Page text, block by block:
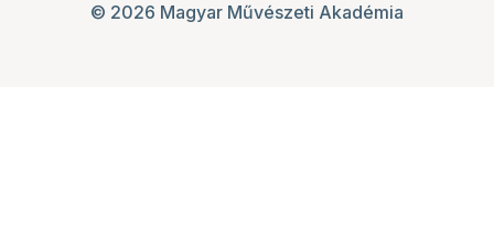
© 2026 Magyar Művészeti Akadémia